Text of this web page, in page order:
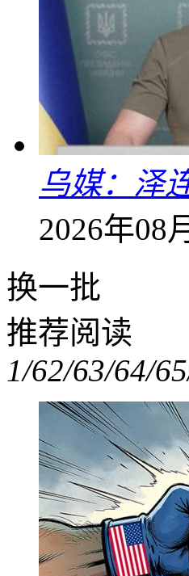
乌媒：泽
2026年08
换一批
推荐阅读
1/62/63/64/6